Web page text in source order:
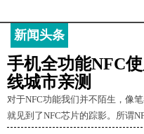
新闻头条
手机全功能NFC
线城市亲测
对于NFC功能我们并不陌生，像
就见到了NFC芯片的踪影。所谓